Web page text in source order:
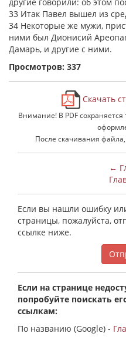
33 Итак Павел вышел из
34 Некоторые же мужи,
ними был Дионисий
Дамарь, и другие с ними.
Просмотров: 337
Скачать
Внимание! В PDF
После скачивания
←
Если вы нашли ошибку
страницы, пожалуйста,
ссылке ниже.
Если на странице
попробуйте поискать
ссылкам:
По названию (Google) -